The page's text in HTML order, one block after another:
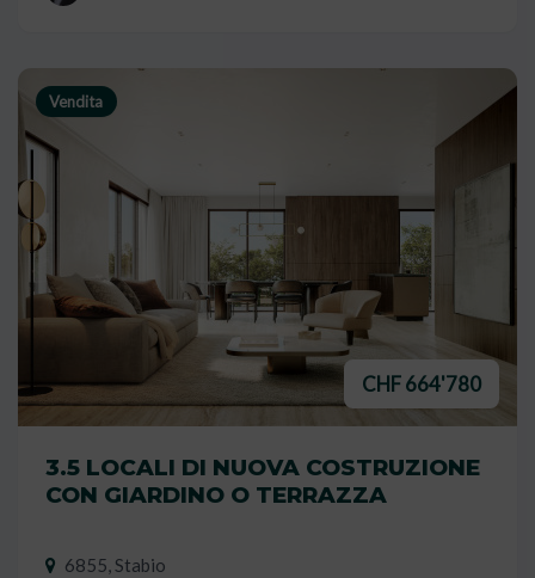
Vendita
CHF 664'780
3.5 LOCALI DI NUOVA COSTRUZIONE
CON GIARDINO O TERRAZZA
6855, Stabio